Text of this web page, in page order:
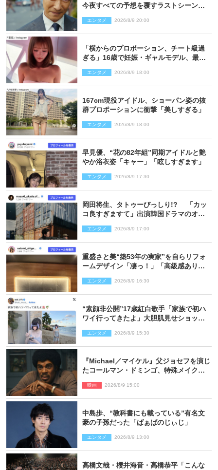
今夜すべての予想を覆すラストシーン
エンタメ 2026/8/9 20:00
「横からのプロポーション、チート級過
ぎる」16歳で妊娠・ギャルモデル、最新
エンタメ 2026/8/9 18:00
167cm現役アイドル、ショーパン姿の抜
群プロポーションに衝撃「美しすぎる」
エンタメ 2026/8/9 18:00
早見優、“花の82年組”同期アイドルと艶
やか浴衣姿「キャー」「眩しすぎます」
エンタメ 2026/8/9 17:30
岡田将生、タトゥーびっしり!? 「カッ
コ良すぎますて」出演韓国ドラマのオフ
エンタメ 2026/8/9 17:00
重盛さと美“築53年の実家”を自らリフォ
ームデザイン「凄っ！」「高級感ありま
エンタメ 2026/8/9 16:30
“素顔非公開”17歳紅白歌手「家族で初ハ
ワイ行ってきたよ」大胆肌見せショット
エンタメ 2026/8/9 15:30
『Michael／マイケル』父ジョセフを演じ
たコールマン・ドミンゴ、特殊メイクに2
映画 2026/8/9 15:00
中島歩、“教科書にも載っている”有名文
豪の子孫だった「ばぁばのじぃじ」
エンタメ 2026/8/9 13:00
高橋文哉・櫻井海音・高橋恭平「こんな